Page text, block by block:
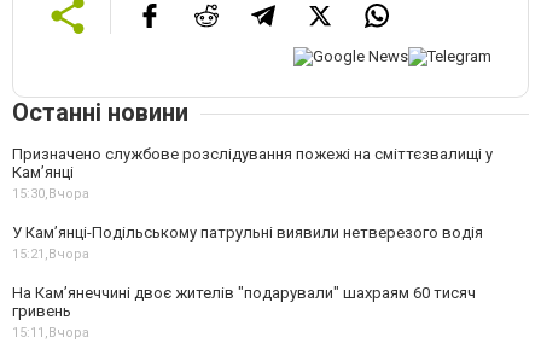
Останні новини
Призначено службове розслідування пожежі на сміттєзвалищі у
Кам’янці
15:30,Вчора
У Кам’янці-Подільському патрульні виявили нетверезого водія
15:21,Вчора
На Камʼянеччині двоє жителів "подарували" шахраям 60 тисяч
гривень
15:11,Вчора